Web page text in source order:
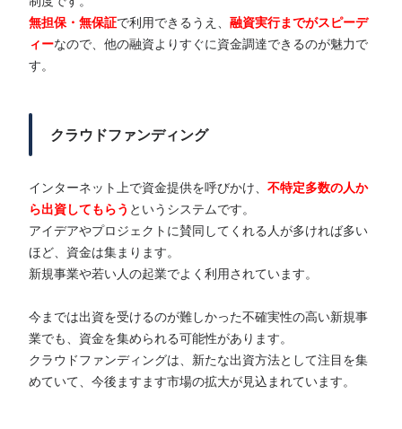
無担保・無保証で利用できるうえ、 融資実行までがスピーデ
ィーなので、他の融資よりすぐに資金調達できるのが魅力で
す。
クラウドファンディング
インターネット上で資金提供を呼びかけ、 不特定多数の人か
ら出資してもらう というシステムです。
アイデアやプロジェクトに賛同してくれる人が多ければ多い
ほど、資金は集まります。
新規事業や若い人の起業でよく利用されています。
今までは出資を受けるのが難しかった不確実性の高い新規事
業でも、資金を集められる可能性があります。
クラウドファンディングは、新たな出資方法として注目を集
めていて、今後ますます市場の拡大が見込まれています。